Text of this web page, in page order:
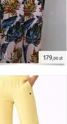
179,00 zł